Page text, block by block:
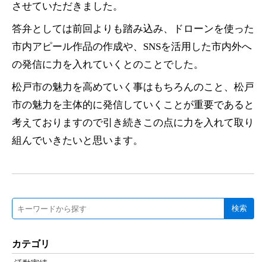
させていただきました。
答弁としては前回よりも踏み込み、ドローンを使った
市内アピール作品の作成や、SNSを活用した市内外へ
の発信に力を入れていくとのことでした。
松戸市の魅力を高めていく事はもちろんのこと、松戸
市の魅力を主体的に発信していくことが重要であると
考えておりますので引き続きこの点に力を入れて取り
組んでいきたいと思います。
検索
カテゴリ